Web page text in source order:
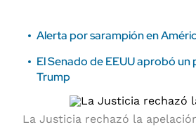
Alerta por sarampión en
El Senado de EEUU aprobó
Trump
La Justicia rechazó la